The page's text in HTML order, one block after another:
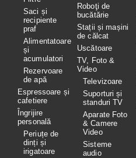
Saci și
recipiente
praf
Alimentatoare
și
acumulatori
Rezervoare
de apă
Espressoare și
cafetiere
Îngrijire
personală
Periuțe de
dinți și
irigatoare
Roboţi de
bucătărie
Stații și mașini
de călcat
Uscătoare
TV, Foto &
Video
Televizoare
Suporturi și
standuri TV
Aparate Foto
& Camere
Video
Sisteme
audio